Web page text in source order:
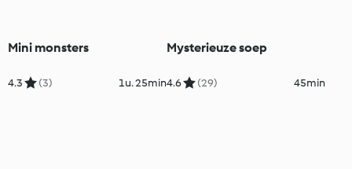
Mini monsters
4.3 (3) 1u. 25min
Mysterieuze soep
4.6 (29) 45min